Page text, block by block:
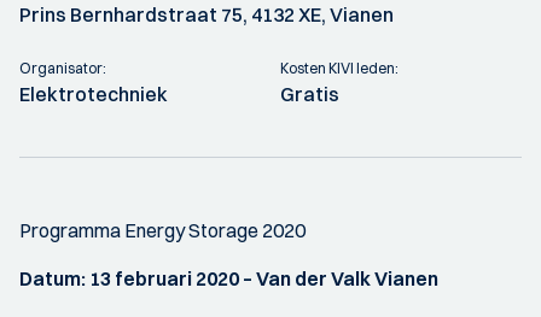
Prins Bernhardstraat 75, 4132 XE, Vianen
Organisator:
Elektrotechniek
Kosten KIVI leden:
Gratis
Programma Energy Storage 2020
Datum: 13 februari 2020 – Van der Valk Vianen